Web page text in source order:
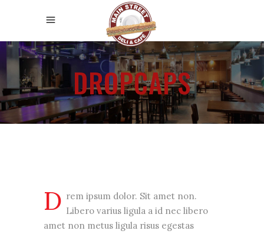
DROPCAPS
D rem ipsum dolor. Sit amet non.
Libero varius ligula a id nec libero
amet non metus ligula risus egestas